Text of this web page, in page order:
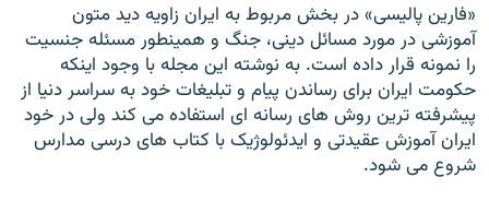
«فارین پالیسی» در بخش مربوط به ایران زاویه دید متون
آموزشی در مورد مسائل دینی، جنگ و همینطور مسئله جنسیت
را نمونه قرار داده است. به نوشته این مجله با وجود اینکه
حکومت ایران برای رساندن پیام و تبلیغات خود به سراسر دنیا از
پیشرفته ترین روش های رسانه ای استفاده می کند ولی در خود
ایران آموزش عقیدتی و ایدئولوژیک با کتاب های درسی مدارس
شروع می شود.